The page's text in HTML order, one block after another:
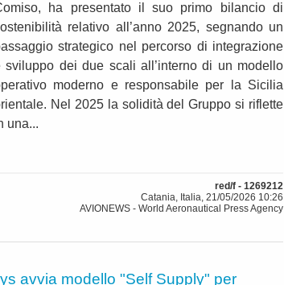
ha presentato il suo primo bilancio di
relativo all’anno 2025, segnando un
strategico nel percorso di integrazione
sviluppo dei due scali all’interno di un modello
moderno e responsabile per la Sicilia
Nel 2025 la solidità del Gruppo si riflette
una...
red/f - 1269212
Catania, Italia, 21/05/2026 10:26
AVIONEWS - World Aeronautical Press Agency
avvia modello "Self Supply" per